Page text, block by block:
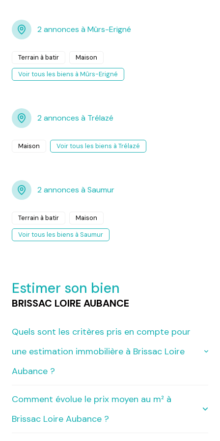
2 annonces à Mûrs-Erigné
Terrain à batir
Maison
Voir tous les biens à Mûrs-Erigné
2 annonces à Trélazé
Maison Voir tous les biens à Trélazé
2 annonces à Saumur
Terrain à batir
Maison
Voir tous les biens à Saumur
Estimer son bien
BRISSAC LOIRE AUBANCE
Quels sont les critères pris en compte pour
une estimation immobilière à Brissac Loire
Aubance ?
Une estimation immobilière à Brissac Loire Aubance se
superficie, l’état du bien, ses prestations (garage,
Comment évolue le prix moyen au m² à
Brissac Loire Aubance ?